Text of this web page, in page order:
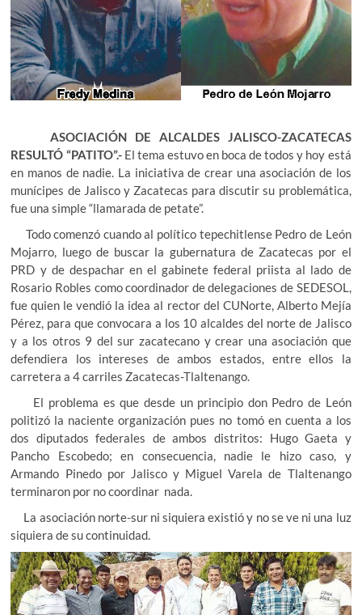
ASOCIACIÓN DE ALCALDES JALISCO-ZACATECAS
RESULTÓ “PATITO”.-El tema estuvo en boca de todos y hoy está
en manos de nadie. La iniciativa de crear una asociación de los
munícipes de Jalisco y Zacatecas para discutir su problemática,
fue una simple “llamarada de petate”.
Todo comenzó cuando al político tepechitlense Pedro de León
Mojarro, luego de buscar la gubernatura de Zacatecas por el
PRD y de despachar en el gabinete federal priista al lado de
Rosario Robles como coordinador de delegaciones de SEDESOL,
fue quien le vendió la idea al rector del CUNorte, Alberto Mejía
Pérez, para que convocara a los 10 alcaldes del norte de Jalisco
y a los otros 9 del sur zacatecano y crear una asociación que
defendiera los intereses de ambos estados, entre ellos la
carretera a 4 carriles Zacatecas-Tlaltenango.
El problema es que desde un principio don Pedro de León
politizó la naciente organización pues no tomó en cuenta a los
dos diputados federales de ambos distritos: Hugo Gaeta y
Pancho Escobedo; en consecuencia, nadie le hizo caso, y
Armando Pinedo por Jalisco y Miguel Varela de Tlaltenango
terminaron por no coordinar nada.
La asociación norte-sur ni siquiera existió y no se ve ni una luz
siquiera de su continuidad.